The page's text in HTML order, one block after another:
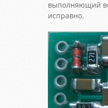
выполняющий
исправно.